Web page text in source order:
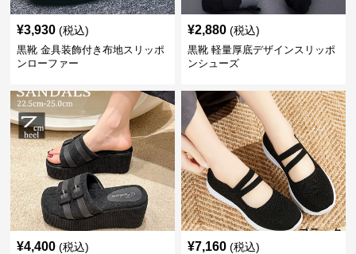
¥3,930 (税込)
黒靴 金具装飾付き布地スリッポ
ンローファー
¥2,880 (税込)
黒靴 軽量厚底デザインスリッポ
ンシューズ
¥4,400 (税込) ¥7,160 (税込)